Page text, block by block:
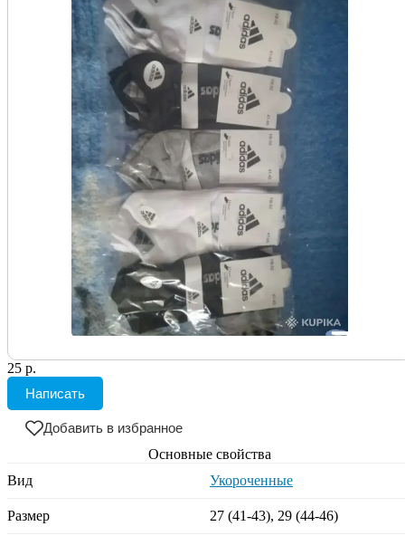
25 р.
Написать
Добавить в избранное
Основные свойства
Вид
Укороченные
Размер 27 (41-43), 29 (44-46)